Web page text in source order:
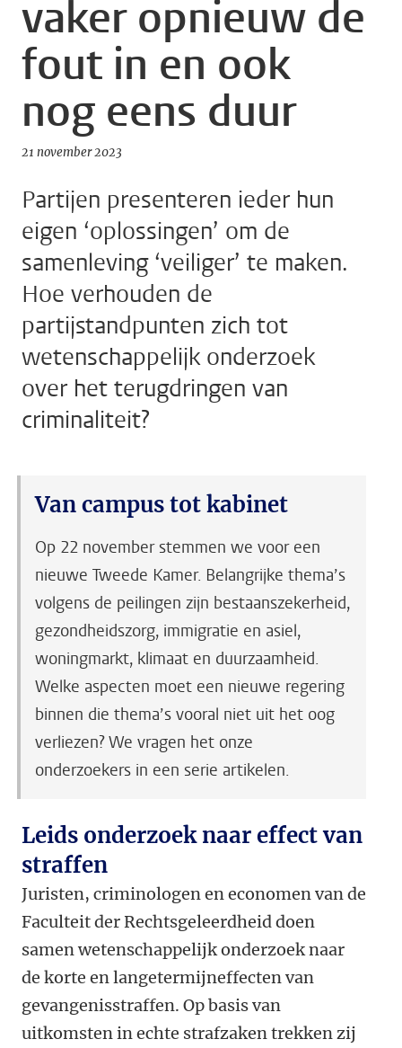
vaker opnieuw de
fout in en ook
nog eens duur
21 november 2023
Partijen presenteren ieder hun
eigen ‘oplossingen’ om de
samenleving ‘veiliger’ te maken.
Hoe verhouden de
partijstandpunten zich tot
wetenschappelijk onderzoek
over het terugdringen van
criminaliteit?
Van campus tot kabinet
Op 22 november stemmen we voor een
nieuwe Tweede Kamer. Belangrijke thema’s
volgens de peilingen zijn bestaanszekerheid,
gezondheidszorg, immigratie en asiel,
woningmarkt, klimaat en duurzaamheid.
Welke aspecten moet een nieuwe regering
binnen die thema’s vooral niet uit het oog
verliezen? We vragen het onze
onderzoekers in een serie artikelen.
Leids onderzoek naar effect van
straffen
Juristen, criminologen en economen van de
Faculteit der Rechtsgeleerdheid doen
samen wetenschappelijk onderzoek naar
de korte en langetermijneffecten van
gevangenisstraffen. Op basis van
uitkomsten in echte strafzaken trekken zij